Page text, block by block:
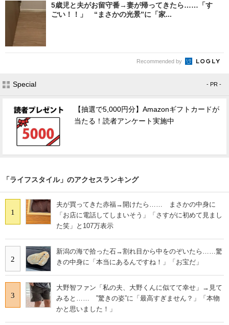
5歳児と夫がお留守番→妻が帰ってきたら……「す
ごい！！」 “まさかの光景”に「家...
Recommended by
Special - PR -
【抽選で5,000円分】Amazonギフトカードが
当たる！読者アンケート実施中
「ライフスタイル」のアクセスランキング
1
夫が買ってきた赤福→開けたら…… まさかの中身に
「お店に電話してしまいそう」「さすがに初めて見まし
た笑」と107万表示
2
新潟の海で拾った石→割れ目から中をのぞいたら……驚
きの中身に「本当にあるんですね！」「お宝だ」
3
大野智ファン「私の夫、大野くんに似てて幸せ」→見て
みると…… ‟驚きの姿”に「最高すぎません？」「本物
かと思いました！」